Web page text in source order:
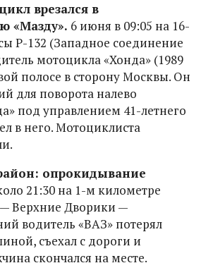
врезался в
«Мазду». 6 июня в 09:05 на 16-
Р-132 (Западное соединение
мотоцикла «Хонда» (1989
полосе в сторону Москвы. Он
для поворота налево
под управлением 41-летнего
в него. Мотоциклиста
опрокидывание
21:30 на 1-м километре
Верхние Дворики —
водитель «ВАЗ» потерял
съехал с дороги и
скончался на месте.